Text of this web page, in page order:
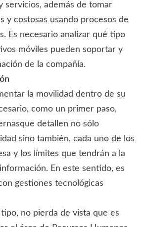
servicios, además de tomar
y costosas usando procesos de
Es necesario analizar qué tipo
móviles pueden soportar y
de la compañía.
la movilidad dentro de su
como un primer paso,
detallen no sólo
sino también, cada uno de los
y los límites que tendrán a la
En este sentido, es
gestiones tecnológicas
no pierda de vista que es